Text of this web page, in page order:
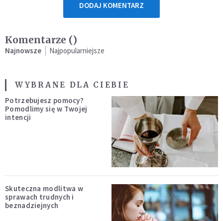
DODAJ KOMENTARZ
Komentarze ()
Najnowsze Najpopularniejsze
WYBRANE DLA CIEBIE
Potrzebujesz pomocy?
Pomodlimy się w Twojej
intencji
Skuteczna modlitwa w
sprawach trudnych i
beznadziejnych